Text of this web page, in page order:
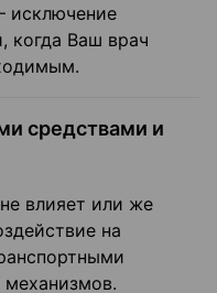
исключение
когда Ваш врач
средствами и
влияет или же
на